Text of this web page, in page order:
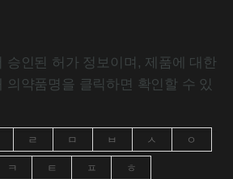
승인된 허가 정보이며, 제품에 대한
의약품명을 클릭하면 확인할 수 있
ㄹ ㅁ ㅂ ㅅ ㅇ
ㅋ ㅌ ㅍ ㅎ